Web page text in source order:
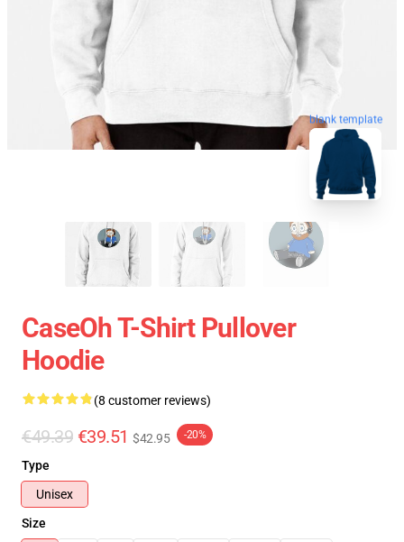
blank template
CaseOh T-Shirt Pullover
Hoodie
(8 customer reviews)
€49.39 €39.51 $42.95 -20%
Type
Unisex
Size